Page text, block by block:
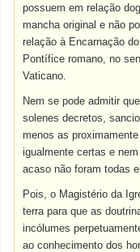
possuem em relação
mancha original e não
relação à Encarnação
Pontífice romano, no
Vaticano.
Nem se pode admitir
solenes decretos,
menos as
igualmente certas e
acaso não foram todas
Pois, o Magistério da
terra para que as
incólumes
ao conhecimento dos